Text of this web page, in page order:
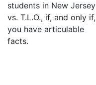
students in New Jersey
vs. T.L.O., if, and only if,
you have articulable
facts.